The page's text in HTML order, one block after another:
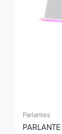
Parlantes